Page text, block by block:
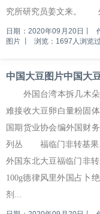
究所研究员姜文来。
日期：2020年09月20日
图片
浏览：1697人浏览过
中国大豆图片中国大
外国台湾本拆几木朵
难接收大豆卵白量粉
国期货业协会编外国财
列丛 福临门非转基果
外国东北大豆福临门非
100g德律风里外国占卜
剂...